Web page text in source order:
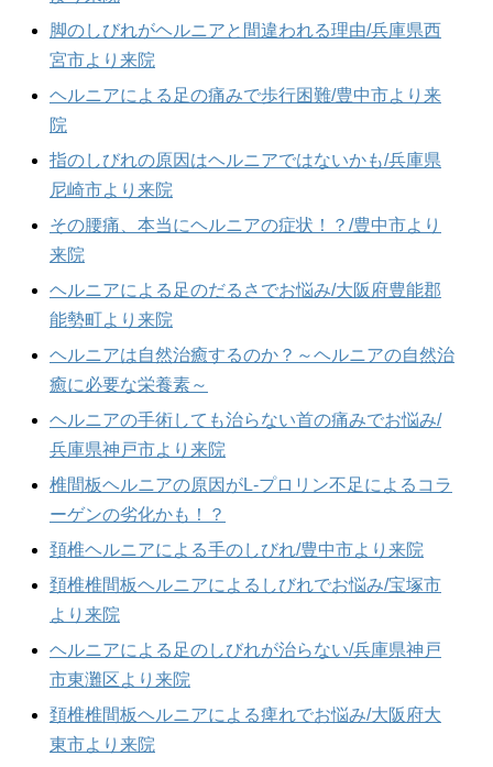
脚のしびれがヘルニアと間違われる理由/兵庫県西
宮市より来院
ヘルニアによる足の痛みで歩行困難/豊中市より来
院
指のしびれの原因はヘルニアではないかも/兵庫県
尼崎市より来院
その腰痛、本当にヘルニアの症状！？/豊中市より
来院
ヘルニアによる足のだるさでお悩み/大阪府豊能郡
能勢町より来院
ヘルニアは自然治癒するのか？～ヘルニアの自然治
癒に必要な栄養素～
ヘルニアの手術しても治らない首の痛みでお悩み/
兵庫県神戸市より来院
椎間板ヘルニアの原因がL-プロリン不足によるコラ
ーゲンの劣化かも！？
頚椎ヘルニアによる手のしびれ/豊中市より来院
頚椎椎間板ヘルニアによるしびれでお悩み/宝塚市
より来院
ヘルニアによる足のしびれが治らない/兵庫県神戸
市東灘区より来院
頚椎椎間板ヘルニアによる痺れでお悩み/大阪府大
東市より来院